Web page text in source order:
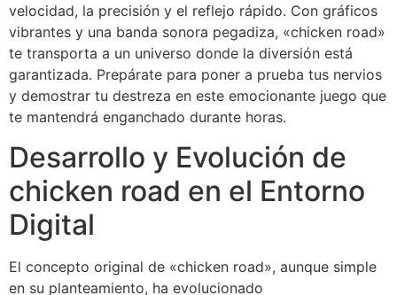
velocidad, la precisión y el reflejo rápido. Con gráficos
vibrantes y una banda sonora pegadiza, «chicken road»
te transporta a un universo donde la diversión está
garantizada. Prepárate para poner a prueba tus nervios
y demostrar tu destreza en este emocionante juego que
te mantendrá enganchado durante horas.
Desarrollo y Evolución de
chicken road en el Entorno
Digital
El concepto original de «chicken road», aunque simple
en su planteamiento, ha evolucionado